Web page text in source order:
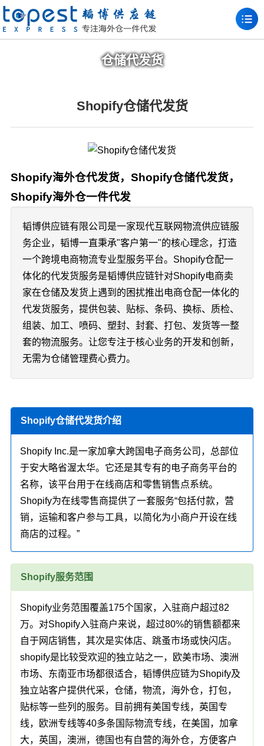
仓储代发货
Shopify仓储代发货
Shopify海外仓代发货，Shopify仓储代发货，
Shopify海外仓一件代发
韬博供应链有限公司是一家现代互联网物流供应链服
务企业，韬博一直秉承"客户第一"的核心理念，打造
一个跨境电商物流专业型服务平台。Shopify仓配一
体化的代发货服务是韬博供应链针对Shopify电商卖
家在仓储及发货上遇到的困扰推出电商仓配一体化的
代发货服务，提供包装、贴标、条码、换标、质检、
组装、加工、喷码、塑封、封套、打包、发货等一整
套的物流服务。让您专注于核心业务的开发和创新，
无需为仓储管理费心费力。
Shopify仓储代发货介绍
Shopify Inc.是一家加拿大跨国电子商务公司，总部位
于安大略省渥太华。它还是其专有的电子商务平台的
名称，该平台用于在线商店和零售销售点系统。
Shopify为在线零售商提供了一套服务“包括付款，营
销，运输和客户参与工具，以简化为小商户开设在线
商店的过程。”
Shopify服务范围
Shopify业务范围覆盖175个国家，入驻商户超过82
万。对Shopify入驻商户来说，超过80%的销售额都来
自于网店销售，其次是实体店、跳蚤市场或快闪店。
shopify是比较受欢迎的独立站之一，欧美市场、澳洲
市场、东南亚市场都很适合，韬博供应链为Shopify及
独立站客户提供代采，仓储，物流，海外仓，打包，
贴标等一些列的服务。目前拥有美国专线，英国专
线，欧洲专线等40多条国际物流专线，在美国，加拿
大，英国，澳洲，德国也有自营的海外仓，方便客户